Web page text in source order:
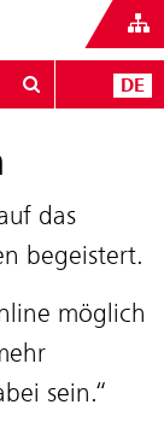
DE
das
begeistert.
möglich
sein.“